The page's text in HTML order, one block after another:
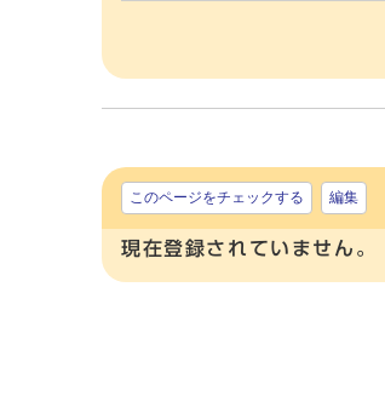
このページをチェックする 編集
現在登録されていません。